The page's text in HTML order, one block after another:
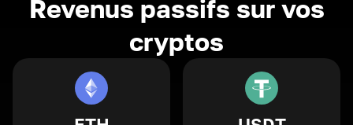
Revenus passifs sur vos
cryptos